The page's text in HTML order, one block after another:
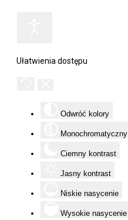
Ułatwienia dostępu
Odwróć kolory
Monochromatyczny
Ciemny kontrast
Jasny kontrast
Niskie nasycenie
Wysokie nasycenie